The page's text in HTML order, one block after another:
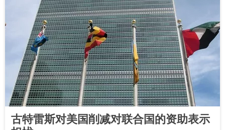
古特雷斯对美国削减对联合国的资助表示